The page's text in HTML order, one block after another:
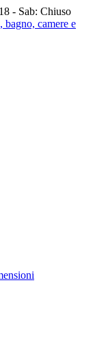
- Sab: Chiuso